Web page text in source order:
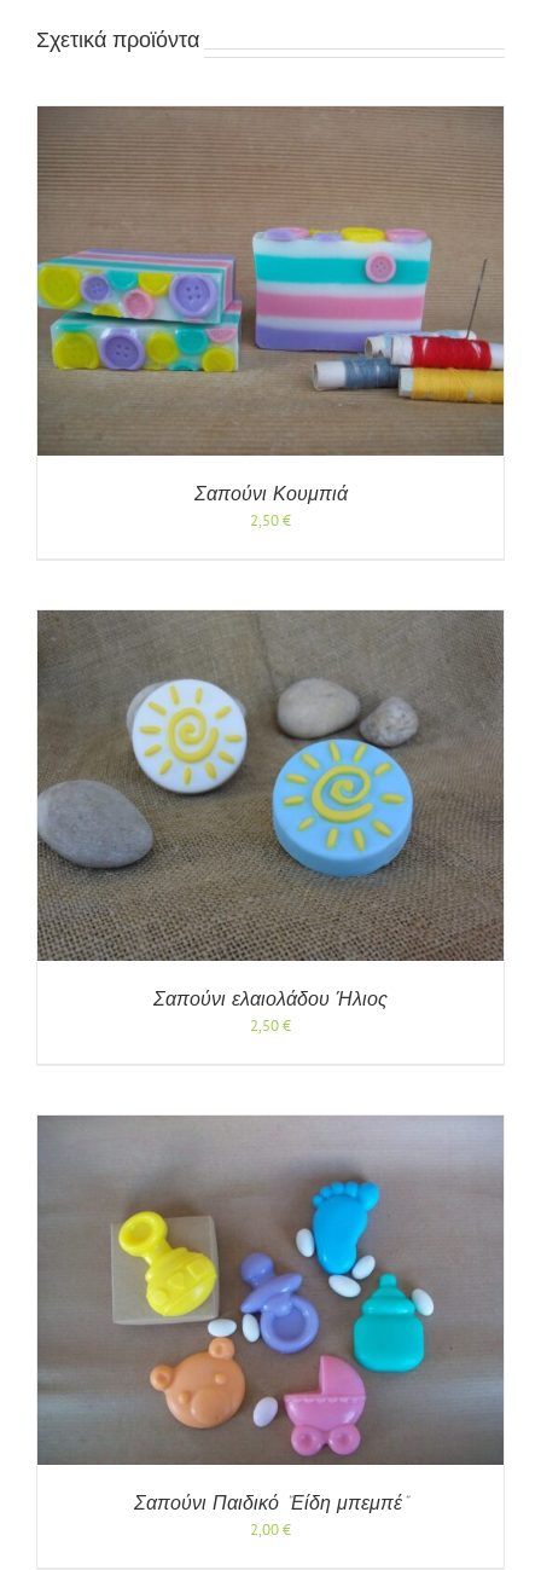
Σχετικά προϊόντα
Σαπούνι Κουμπιά
2,50€
Σαπούνι ελαιολάδου Ήλιος
2,50€
Σαπούνι Παιδικό “Είδη μπεμπέ”
2,00€